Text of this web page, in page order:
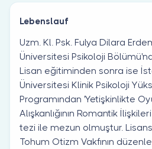
Lebenslauf
Uzm. Kl. Psk. Fulya Dilara
Üniversitesi Psikoloji
Lisan eğitiminden sonra ise
Üniversitesi Klinik Psikoloji
Programından 'Yetişkinlikte
Alışkanlığının Romantik
tezi ile mezun olmuştur.
Tohum Otizm Vakfının